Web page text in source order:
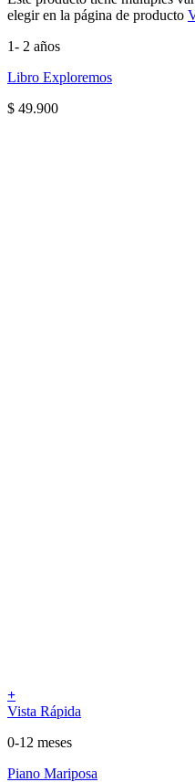
elegir en la página de producto
1- 2 años
Libro Exploremos
$ 49.900
+
Vista Rápida
0-12 meses
Piano Mariposa